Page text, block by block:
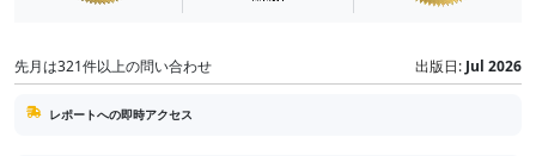
先月は321件以上の問い合わせ 出版日: Jul 2026
レポートへの即時アクセス